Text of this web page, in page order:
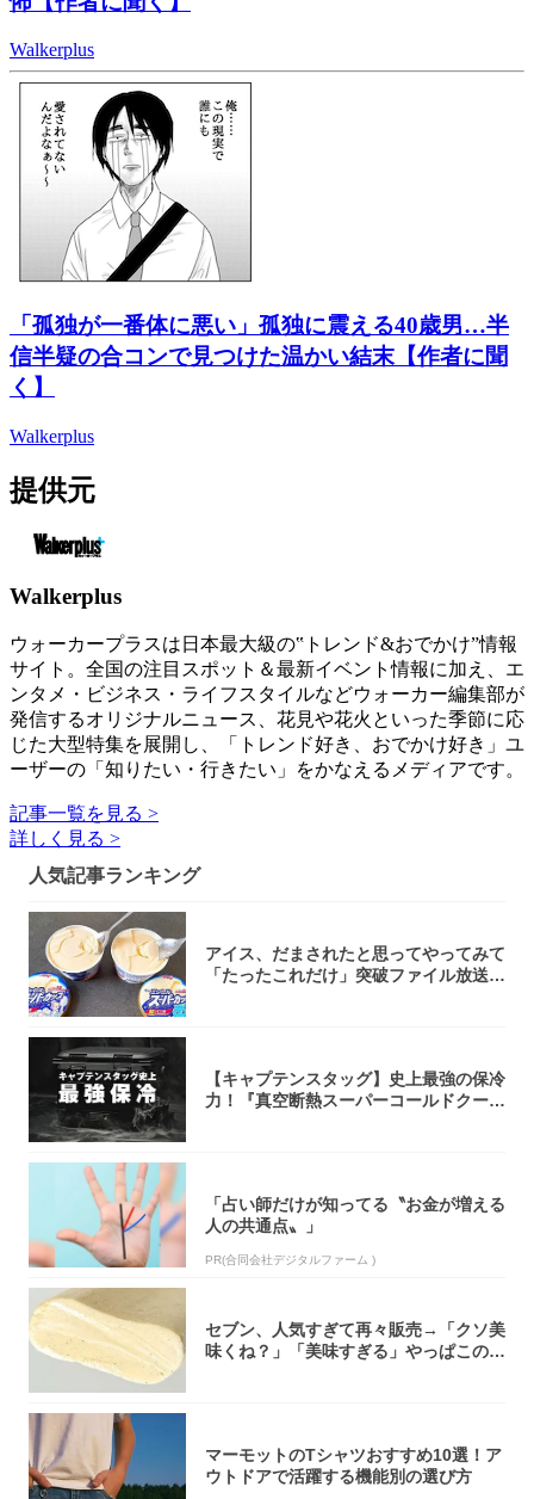
Walkerplus
「孤独が一番体に悪い」孤独に震える40歳男…半
信半疑の合コンで見つけた温かい結末【作者に聞
く】
Walkerplus
提供元
Walkerplus
ウォーカープラスは日本最大級の‟トレンド&おでかけ”情報
サイト。全国の注目スポット＆最新イベント情報に加え、エ
ンタメ・ビジネス・ライフスタイルなどウォーカー編集部が
発信するオリジナルニュース、花見や花火といった季節に応
じた大型特集を展開し、「トレンド好き、おでかけ好き」ユ
ーザーの「知りたい・行きたい」をかなえるメディアです。
記事一覧を見る >
詳しく見る >
人気記事ランキング
アイス、だまされたと思ってやってみて
「たったこれだけ」突破ファイル放送で
【キャプテンスタッグ】史上最強の保冷
力！『真空断熱スーパーコールドクーラ
「占い師だけが知ってる〝お金が増える
人の共通点〟」
PR(合同会社デジタルファーム )
セブン、人気すぎて再々販売→「クソ美
味くね？」「美味すぎる」やっぱこのク
マーモットのTシャツおすすめ10選！ア
ウトドアで活躍する機能別の選び方